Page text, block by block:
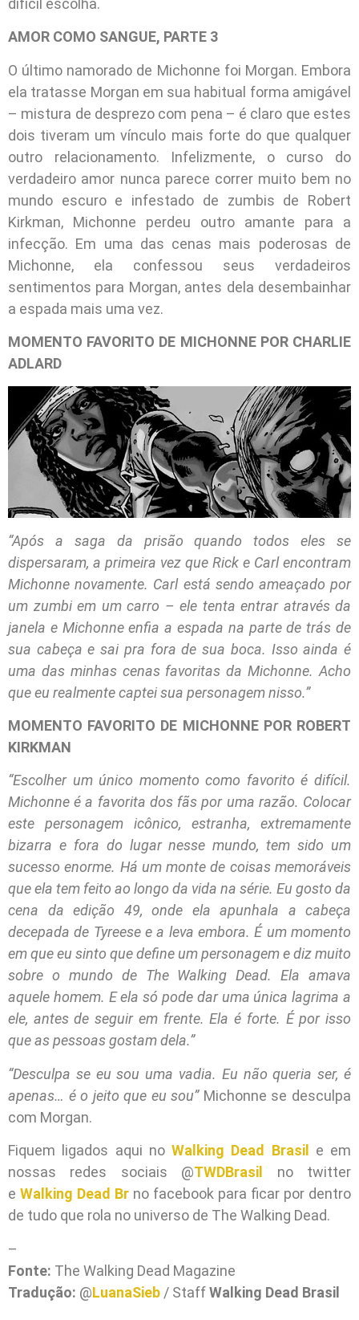
difícil escolha.
AMOR COMO SANGUE, PARTE 3
O último namorado de Michonne foi Morgan. Embora
ela tratasse Morgan em sua habitual forma amigável
– mistura de desprezo com pena – é claro que estes
dois tiveram um vínculo mais forte do que qualquer
outro relacionamento. Infelizmente, o curso do
verdadeiro amor nunca parece correr muito bem no
mundo escuro e infestado de zumbis de Robert
Kirkman, Michonne perdeu outro amante para a
infecção. Em uma das cenas mais poderosas de
Michonne, ela confessou seus verdadeiros
sentimentos para Morgan, antes dela desembainhar
a espada mais uma vez.
MOMENTO FAVORITO DE MICHONNE POR CHARLIE
ADLARD
“Após a saga da prisão quando todos eles se
dispersaram, a primeira vez que Rick e Carl encontram
Michonne novamente. Carl está sendo ameaçado por
um zumbi em um carro – ele tenta entrar através da
janela e Michonne enfia a espada na parte de trás de
sua cabeça e sai pra fora de sua boca. Isso ainda é
uma das minhas cenas favoritas da Michonne. Acho
que eu realmente captei sua personagem nisso.”
MOMENTO FAVORITO DE MICHONNE POR ROBERT
KIRKMAN
“Escolher um único momento como favorito é difícil.
Michonne é a favorita dos fãs por uma razão. Colocar
este personagem icônico, estranha, extremamente
bizarra e fora do lugar nesse mundo, tem sido um
sucesso enorme. Há um monte de coisas memoráveis
que ela tem feito ao longo da vida na série. Eu gosto da
cena da edição 49, onde ela apunhala a cabeça
decepada de Tyreese e a leva embora. É um momento
em que eu sinto que define um personagem e diz muito
sobre o mundo de The Walking Dead. Ela amava
aquele homem. E ela só pode dar uma única lagrima a
ele, antes de seguir em frente. Ela é forte. É por isso
que as pessoas gostam dela.”
“Desculpa se eu sou uma vadia. Eu não queria ser, é
apenas… é o jeito que eu sou”Michonne se desculpa
com Morgan.
Fiquem ligados aqui no Walking Dead Brasil
e em
nossas redes sociais @TWDBrasil
no twitter
e Walking Dead Br no facebook para ficar por dentro
de tudo que rola no universo de The Walking Dead.
–
Fonte: The Walking Dead Magazine
Tradução: @LuanaSieb / StaffWalking Dead Brasil